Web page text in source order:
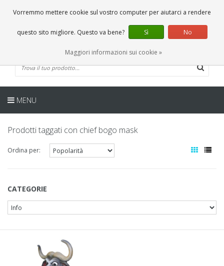
0 Articoli
IT
MENU
Prodotti taggati con chief bogo mask
Ordina per:
CATEGORIE
Vorremmo mettere cookie sul vostro computer per aiutarci a rendere
questo sito migliore. Questo va bene? Sì No
Maggiori informazioni sui cookie »